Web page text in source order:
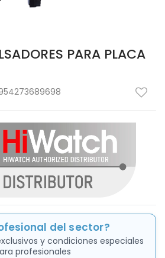
PARA PLACA
del sector?
y condiciones especiales
profesionales